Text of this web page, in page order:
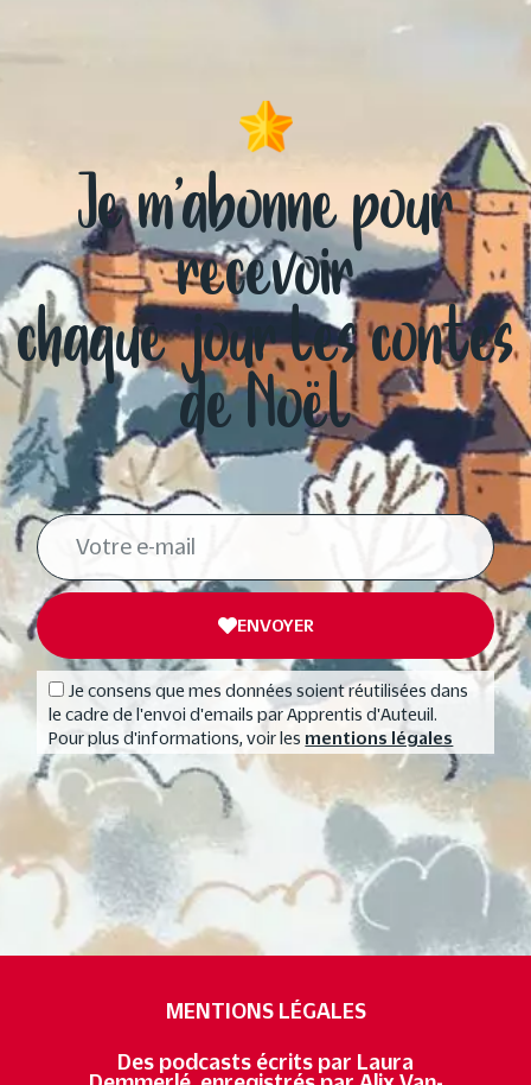
Je m’abonne pour
recevoir
chaque jour les contes
de Noël
Je consens que mes données soient réutilisées dans
le cadre de l'envoi d'emails par Apprentis d'Auteuil.
Pour plus d'informations, voir les mentions légales
ENVOYER
MENTIONS LÉGALES
Des podcasts écrits par Laura